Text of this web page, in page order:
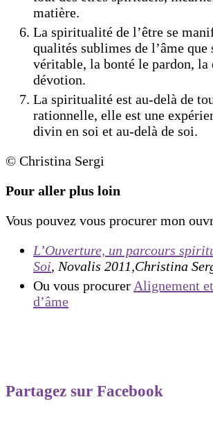
matière.
La spiritualité de l’être se
qualités sublimes de l’âme que
véritable, la bonté le pardon, la
dévotion.
La spiritualité est au-delà de
rationnelle, elle est une
divin en soi et au-delà de soi.
© Christina Sergi
Pour aller plus loin
Vous pouvez vous procurer mon
L’Ouverture, un parcours
Soi, Novalis 2011,Christina
Ou vous procurer Alignement
d’âme
Partagez sur Facebook